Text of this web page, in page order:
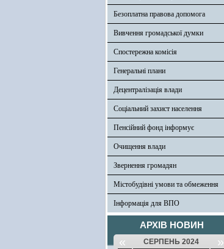
Безоплатна правова допомога
Вивчення громадської думки
Спостережна комісія
Генеральні плани
Децентралізація влади
Соціальний захист населення
Пенсійний фонд інформує
Очищення влади
Звернення громадян
Містобудівні умови та обмеження
Інформація для ВПО
АРХІВ НОВИН
« СЕРПЕНЬ 2024 »